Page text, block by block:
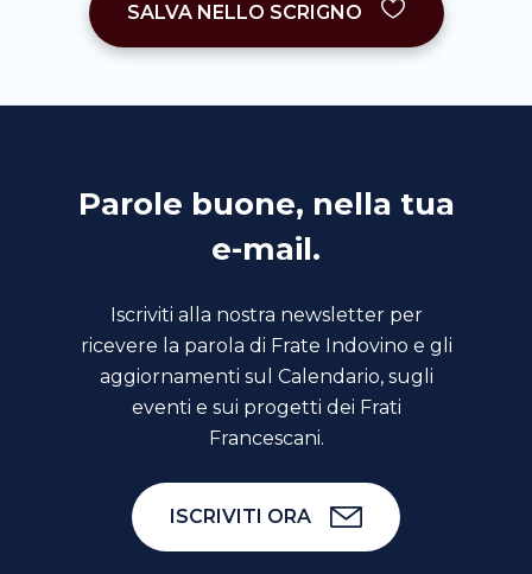
SALVA NELLO SCRIGNO
Parole buone, nella tua
e-mail.
Iscriviti alla nostra newsletter per
ricevere la parola di Frate Indovino e gli
aggiornamenti sul Calendario, sugli
eventi e sui progetti dei Frati
Francescani.
ISCRIVITI ORA